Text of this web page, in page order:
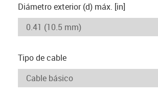
Diámetro exterior (d) máx. [in]
Tipo de cable